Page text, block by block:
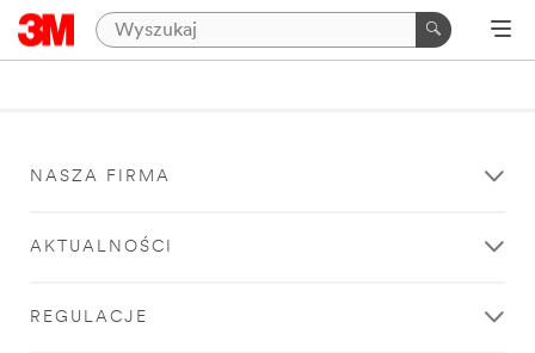
NASZA FIRMA
AKTUALNOŚCI
REGULACJE